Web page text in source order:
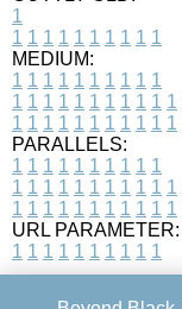
1
1 1 1 1 1 1 1 1 1 1
MEDIUM:
1 1 1 1 1 1 1 1 1 1
1 1 1 1 1 1 1 1 1 1 1
1 1 1 1 1 1 1 1 1 1 1
PARALLELS:
1 1 1 1 1 1 1 1 1 1
1 1 1 1 1 1 1 1 1 1 1
1 1 1 1 1 1 1 1 1 1 1
URL PARAMETER:
1 1 1 1 1 1 1 1 1 1